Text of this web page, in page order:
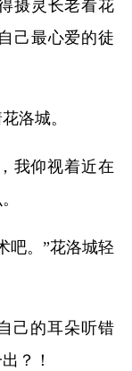
摄灵长老看花
己最心爱的徒
洛城。
我仰视着近在
吧。”花洛城轻
己的耳朵听错
？！